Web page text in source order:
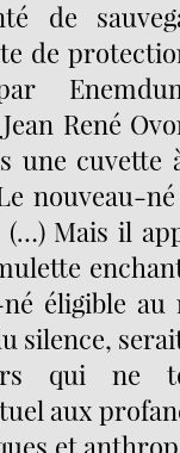
de
de
René
une
nouveau-
(…) Mais il
éligible au
silence,
qui ne
aux